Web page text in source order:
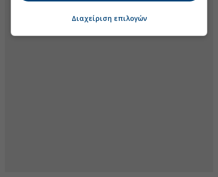
Διαχείριση επιλογών